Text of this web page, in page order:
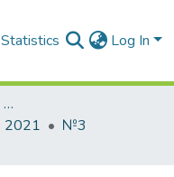
Statistics Log In
Научная периодика УО БГСХА
2021
№3